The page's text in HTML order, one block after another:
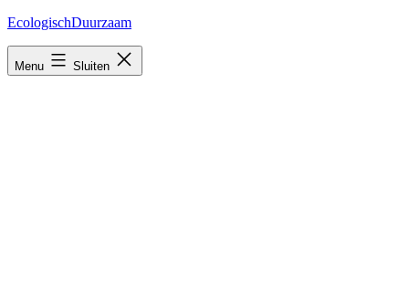
Ga
inhoud
EcologischDuurzaam
Menu Sluiten